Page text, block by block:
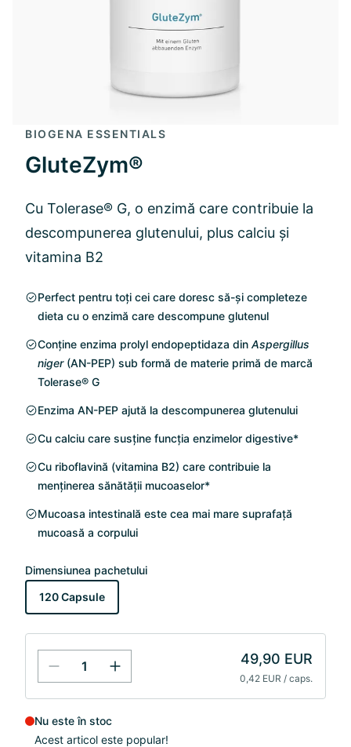
BIOGENA ESSENTIALS
GluteZym®
Cu Tolerase® G, o enzimă care contribuie la
descompunerea glutenului, plus calciu și
vitamina B2
Perfect pentru toți cei care doresc să-și completeze
dieta cu o enzimă care descompune glutenul
Conține enzima prolyl endopeptidaza din Aspergillus
niger(AN-PEP) sub formă de materie primă de marcă
Tolerase® G
Enzima AN-PEP ajută la descompunerea glutenului
Cu calciu care susține funcția enzimelor digestive*
Cu riboflavină (vitamina B2) care contribuie la
menținerea sănătății mucoaselor*
Mucoasa intestinală este cea mai mare suprafață
mucoasă a corpului
Dimensiunea pachetului
120 Capsule
49,90 EUR
0,42 EUR / caps.
Nu este în stoc
Acest articol este popular!